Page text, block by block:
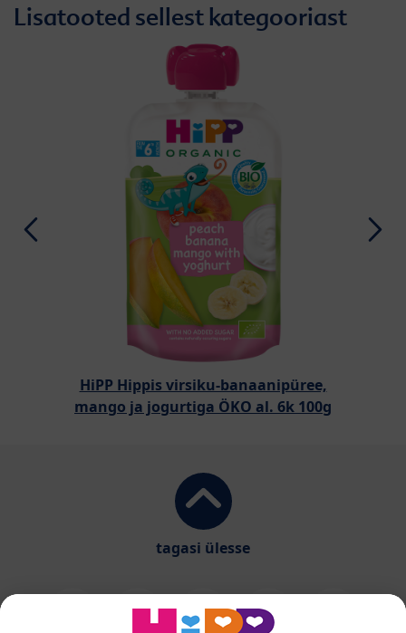
Lisatooted sellest kategooriast
HiPP Hippis virsiku-banaanipüree,
mango ja jogurtiga ÖKO al. 6k 100g
tagasi ülesse